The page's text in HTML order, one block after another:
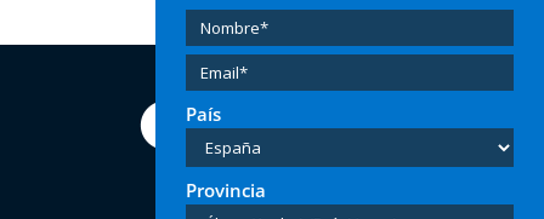
Tel:(+34) 91 616 60 00
País
Provincia